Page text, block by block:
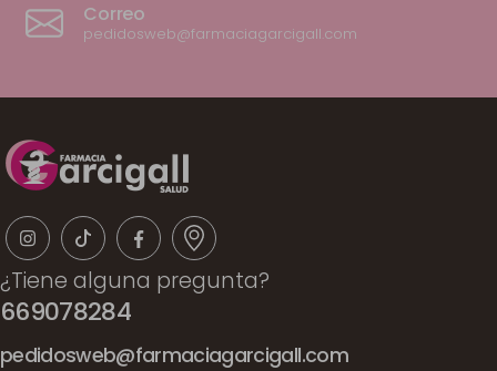
Correo
pedidosweb@farmaciagarcigall.com
¿Tiene alguna pregunta?
669078284
pedidosweb@farmaciagarcigall.com